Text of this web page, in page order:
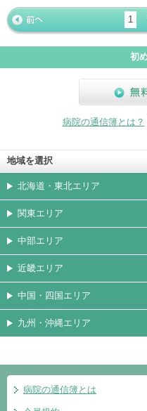
ージ
« 前ペー
ジ
1
初
病院の通信簿とは？
地域を選択
北海道・東北エリア
関東エリア
中部エリア
近畿エリア
中国・四国エリア
九州・沖縄エリア
病院の通信簿とは